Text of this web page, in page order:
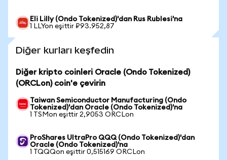
Eli Lilly (Ondo Tokenized)'dan Rus Rublesi'na
1 LLYon eşittir ₽93.952,87
Diğer kurları keşfedin
Diğer kripto coinleri Oracle (Ondo Tokenized)
(ORCLon) coin'e çevirin
Taiwan Semiconductor Manufacturing (Ondo
Tokenized)'dan Oracle (Ondo Tokenized)'na
1 TSMon eşittir 2,9053 ORCLon
ProShares UltraPro QQQ (Ondo Tokenized)'dan
Oracle (Ondo Tokenized)'na
1 TQQQon eşittir 0,515169 ORCLon